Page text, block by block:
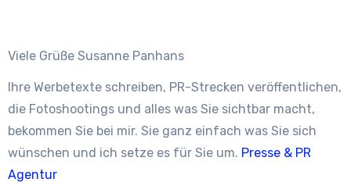
Viele Grüße Susanne Panhans
Ihre Werbetexte schreiben, PR-Strecken veröffentlichen,
die Fotoshootings und alles was Sie sichtbar macht,
bekommen Sie bei mir. Sie ganz einfach was Sie sich
wünschen und ich setze es für Sie um. Presse & PR
Agentur